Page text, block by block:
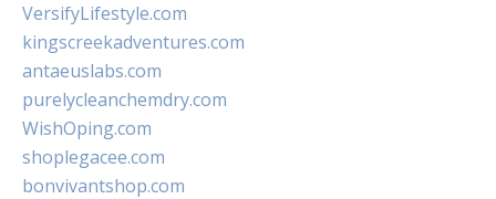
VersifyLifestyle.com
kingscreekadventures.com
antaeuslabs.com
purelycleanchemdry.com
WishOping.com
shoplegacee.com
bonvivantshop.com